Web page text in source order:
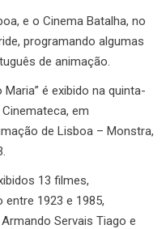
e o Cinema Batalha, no
programando algumas
de animação.
é exibido na quinta-
em
de Lisboa – Monstra,
13 filmes,
1923 e 1985,
Servais Tiago e